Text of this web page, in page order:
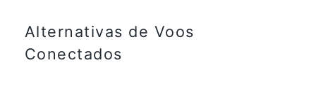
Alternativas de Voos
Conectados